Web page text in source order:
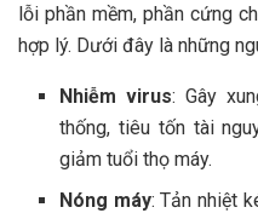
lỗi phần mềm, phần cứng
hợp lý. Dưới đây là những
Nhiễm virus: Gây
thống, tiêu tốn tài
giảm tuổi thọ máy.
Nóng máy: Tản nhiệt